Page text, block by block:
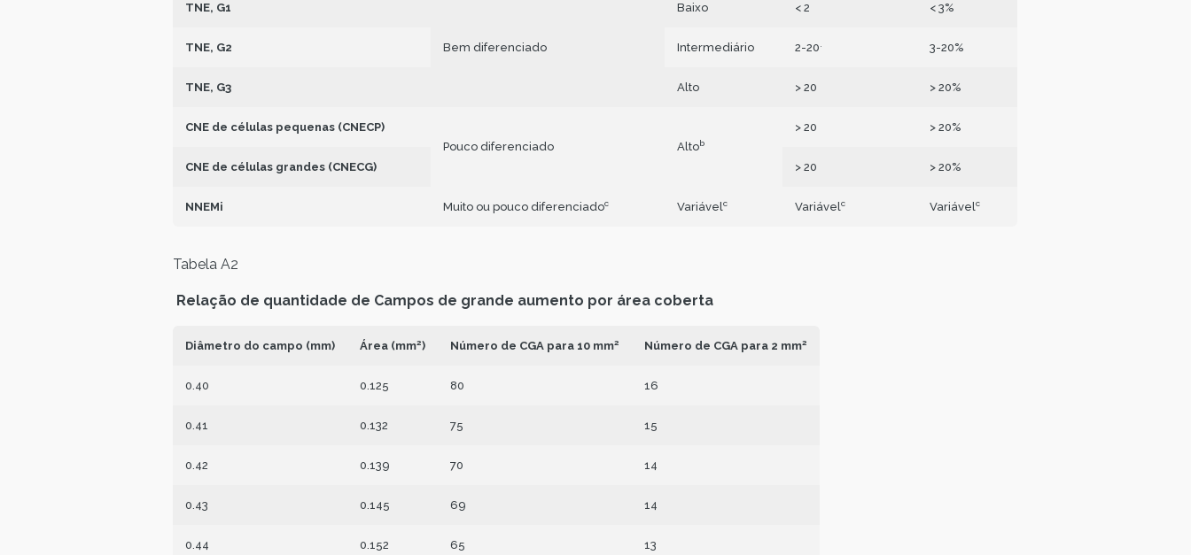
TNE, G1
Bem diferenciado
Baixo < 2 < 3%
TNE, G2 Intermediário 2-20 3-20%
TNE, G3 Alto > 20 > 20%
CNE de células pequenas (CNECP)
Pouco diferenciado
Altob
> 20 > 20%
CNE de células grandes (CNECG) > 20 > 20%
NNEMi Muito ou pouco diferenciadoc Variávelc Variávelc Variávelc
Tabela A2
Relação de quantidade de Campos de grande aumento por área coberta
Diâmetro do campo (mm) Área (mm2) Número de CGA para 10 mm2 Número de CGA para 2 mm2
0.40 0.125 80 16
0.41 0.132 75 15
0.42 0.139 70 14
0.43 0.145 69 14
0.44 0.152 65 13